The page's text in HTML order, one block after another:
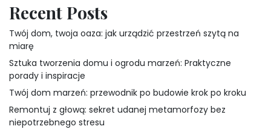
Recent Posts
Twój dom, twoja oaza: jak urządzić przestrzeń szytą na
miarę
Sztuka tworzenia domu i ogrodu marzeń: Praktyczne
porady i inspiracje
Twój dom marzeń: przewodnik po budowie krok po kroku
Remontuj z głową: sekret udanej metamorfozy bez
niepotrzebnego stresu